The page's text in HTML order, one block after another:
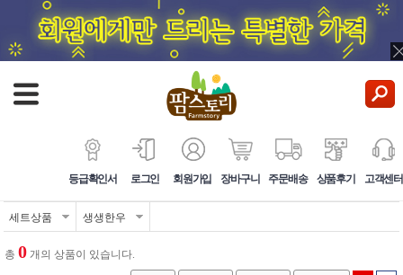
등급확인서 로그인 회원가입 장바구니 주문배송 상품후기 고객센터
세트상품 생생한우
총0 개의 상품이 있습니다.